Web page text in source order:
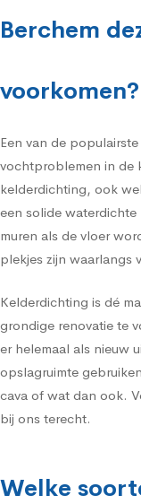
Berchem
voorkomen?
Een van de
vochtproblemen in de
kelderdichting, ook
een solide
muren als de vloer
plekjes zijn waarlangs
Kelderdichting is dé
grondige renovatie te
er helemaal als nieuw
opslagruimte
cava of wat dan ook.
bij ons terecht.
Welke